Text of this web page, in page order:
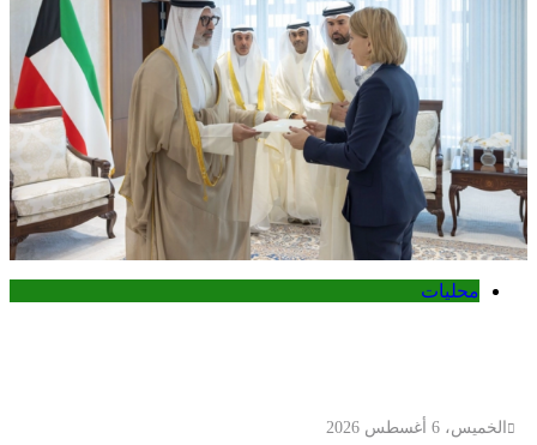
محليات
الخميس، 6 أغسطس 2026